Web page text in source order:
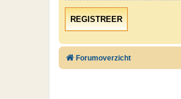
REGISTREER
Forumoverzicht